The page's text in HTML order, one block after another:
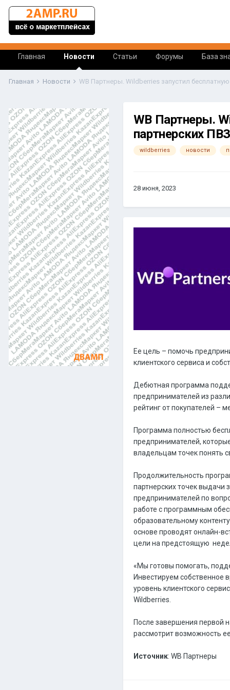
Главная Новости Статьи Форумы База
Главная Новости
WB Партнеры.
партнерских
wildberries новости
28 июня, 2023
Ее цель – помочь
клиентского сервиса и
Дебютная программа
предпринимателей из
рейтинг от покупателей –
Программа полностью
предпринимателей,
владельцам точек понять
Продолжительность
партнерских точек выдачи
предпринимателей по
работе с программным
образовательному
основе проводят онлайн-
цели на предстоящую
«Мы готовы помогать,
Инвестируем собственное
уровень клиентского
Wildberries.
После завершения первой
рассмотрит возможность
Источник: WB Партнеры